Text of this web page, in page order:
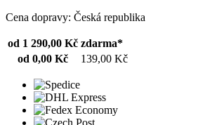
Cena dopravy: Česká republika
od 1 290,00 Kč zdarma*
od 0,00 Kč
139,00 Kč